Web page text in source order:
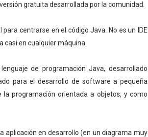
gratuita desarrollada por la comunidad.
centrarse en el código Java. No es un IDE
casi en cualquier máquina.
de programación Java, desarrollado
para el desarrollo de software a pequeña
programación orientada a objetos, y como
aplicación en desarrollo (en un diagrama muy